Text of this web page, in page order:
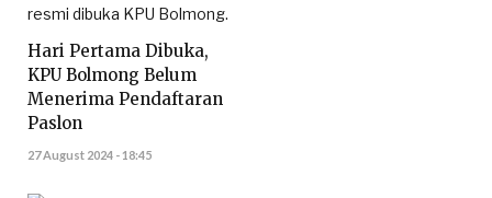
Hari Pertama Dibuka,
KPU Bolmong Belum
Menerima Pendaftaran
Paslon
27 August 2024 - 18:45